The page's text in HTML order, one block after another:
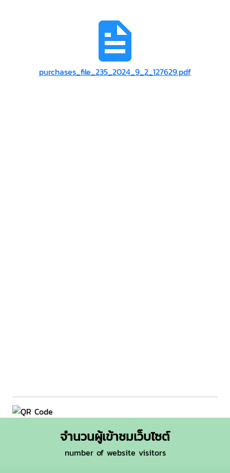
purchases_file_235_2024_9_2_127629.pdf
จำนวนผู้เข้าชมเว็บไซต์
number of website visitors